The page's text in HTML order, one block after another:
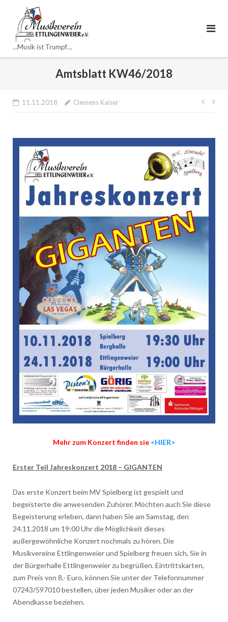
Inhalt
…Musik ist Trumpf…
Amtsblatt KW46/2018
11.11.2018 Clemens Kaiser
Mehr zum Konzert finden sie <HIER>
Erster Teil Jahreskonzert 2018 – GIGANTEN
Das erste Konzert beim MV Spielberg ist gespielt und
begeisterte die anwesenden Zuhörer. Möchten auch Sie diese
Begeisterung erleben, dann haben Sie am Samstag, den
24.11.2018 um 19:00 Uhr die Möglichkeit dieses
außergewöhnliche Konzert nochmals zu hören. Die
Musikvereine Ettlingenweier und Spielberg freuen sich, Sie in
der Bürgerhalle Ettlingenweier zu begrüßen. Eintrittskarten,
zum Preis von 8,- Euro, können Sie unter der Telefonnummer
07243/597010 bestellen, über jeden Musiker oder an der
Abendkasse beziehen.